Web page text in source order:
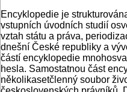
Encyklopedie je
vstupních úvodních studií
vztah státu a práva,
dnešní České republiky a
částí encyklopedie
hesla. Samostatnou část
několikasetčlenný soubor